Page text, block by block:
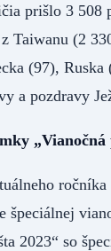
prišlo 3 508
Taiwanu (2
(97), Ruska
a pozdravy
„Vianočná
špeciálnej
2023“ so